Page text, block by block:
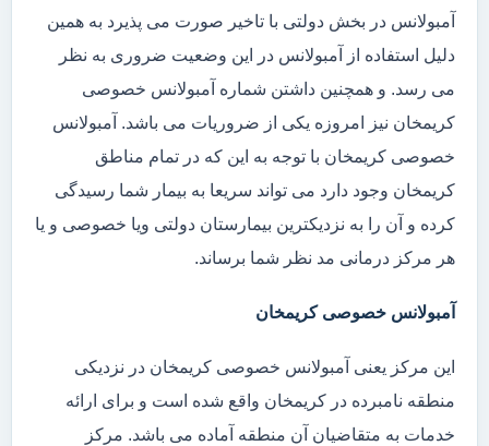
آمبولانس در بخش دولتی با تاخیر صورت می پذیرد به همین
دلیل استفاده از آمبولانس در این وضعیت ضروری به نظر
می رسد. و همچنین داشتن شماره آمبولانس خصوصی
کریمخان نیز امروزه یکی از ضروریات می باشد. آمبولانس
خصوصی کریمخان با توجه به این که در تمام مناطق
کریمخان وجود دارد می تواند سریعا به بیمار شما رسیدگی
کرده و آن را به نزدیکترین بیمارستان دولتی ویا خصوصی و یا
هر مرکز درمانی مد نظر شما برساند.
آمبولانس خصوصی کریمخان
این مرکز یعنی آمبولانس خصوصی کریمخان در نزدیکی
منطقه نامبرده در کریمخان واقع شده است و برای ارائه
خدمات به متقاضیان آن منطقه آماده می باشد. مرکز